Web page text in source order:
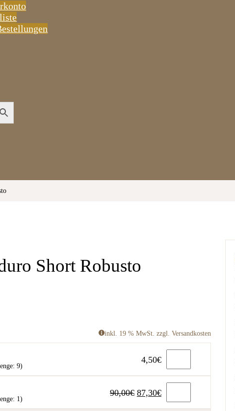
Short Robusto
inkl. 19 % MwSt. zzgl. Versandkosten
9)
4,50€
1)
90,00€ Ursprünglicher
87,30€Aktueller
Preis